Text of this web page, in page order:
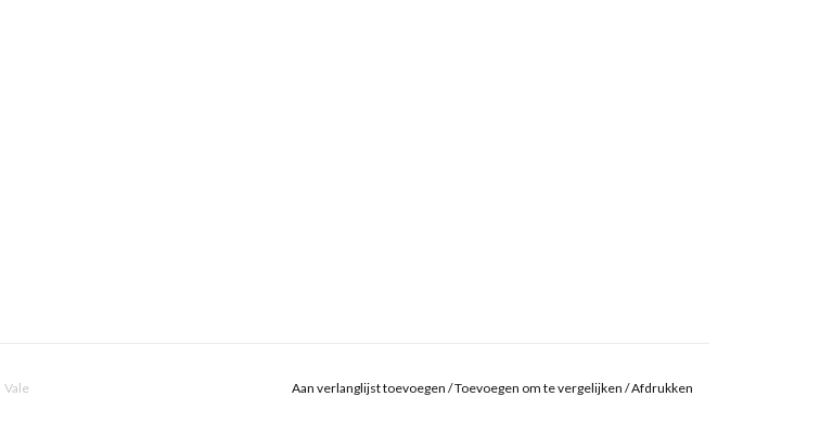
Vale Aan verlanglijst toevoegen /Toevoegen om te vergelijken /Afdrukken